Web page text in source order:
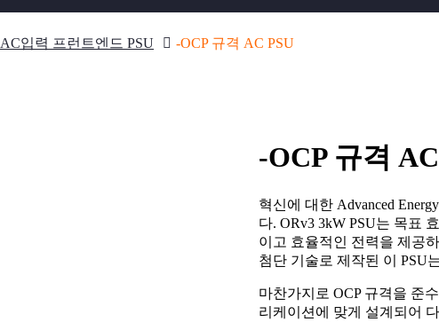
AC입력 프런트엔드 PSU -OCP 규격 AC PSU
-OCP 규격
혁신에 대한 Advanced
다. ORv3 3kW PSU는 목표
이고 효율적인 전력을 제공
첨단 기술로 제작된 이 PSU
마찬가지로 OCP 규격을 준
리케이션에 맞게 설계되어